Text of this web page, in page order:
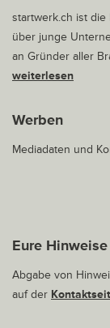
startwerk.ch ist die
über junge
an Gründer aller
weiterlesen
Werben
Mediadaten und
Eure Hinweise
Abgabe von
auf der